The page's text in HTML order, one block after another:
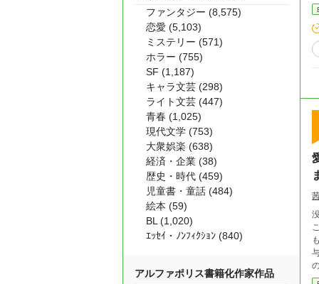
もりもな
与え
ファンタジー (8,575)
恋愛 (5,103)
ミステリー (571)
ホラー (755)
SF (1,187)
キャラ文芸 (298)
ライト文芸 (447)
青春 (1,025)
現代文学 (753)
大衆娯楽 (638)
経済・企業 (38)
歴史・時代 (459)
児童書・童話 (484)
絵本 (59)
BL (1,020)
ｴｯｾｲ・ﾉﾝﾌｨｸｼｮﾝ (840)
アルファポリス書籍化作家作品